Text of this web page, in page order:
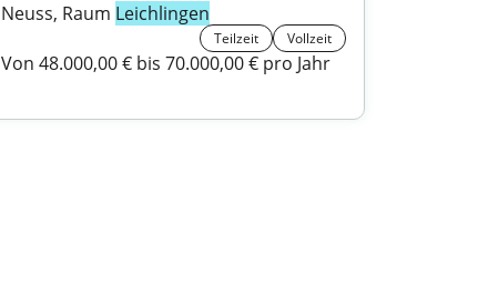
Neuss, Raum Leichlingen
Teilzeit Vollzeit
Von 48.000,00 € bis 70.000,00 € pro Jahr